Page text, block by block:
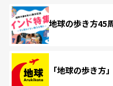
地球の歩き方45
「地球の歩き方